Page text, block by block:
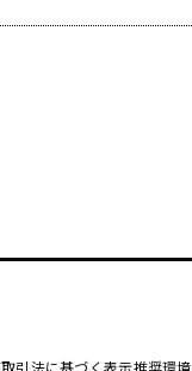
引法に基づく表示推奨環境